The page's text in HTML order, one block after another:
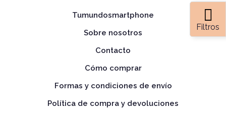
Filtros
Tumundosmartphone
Sobre nosotros
Contacto
Cómo comprar
Formas y condiciones de envío
Política de compra y devoluciones